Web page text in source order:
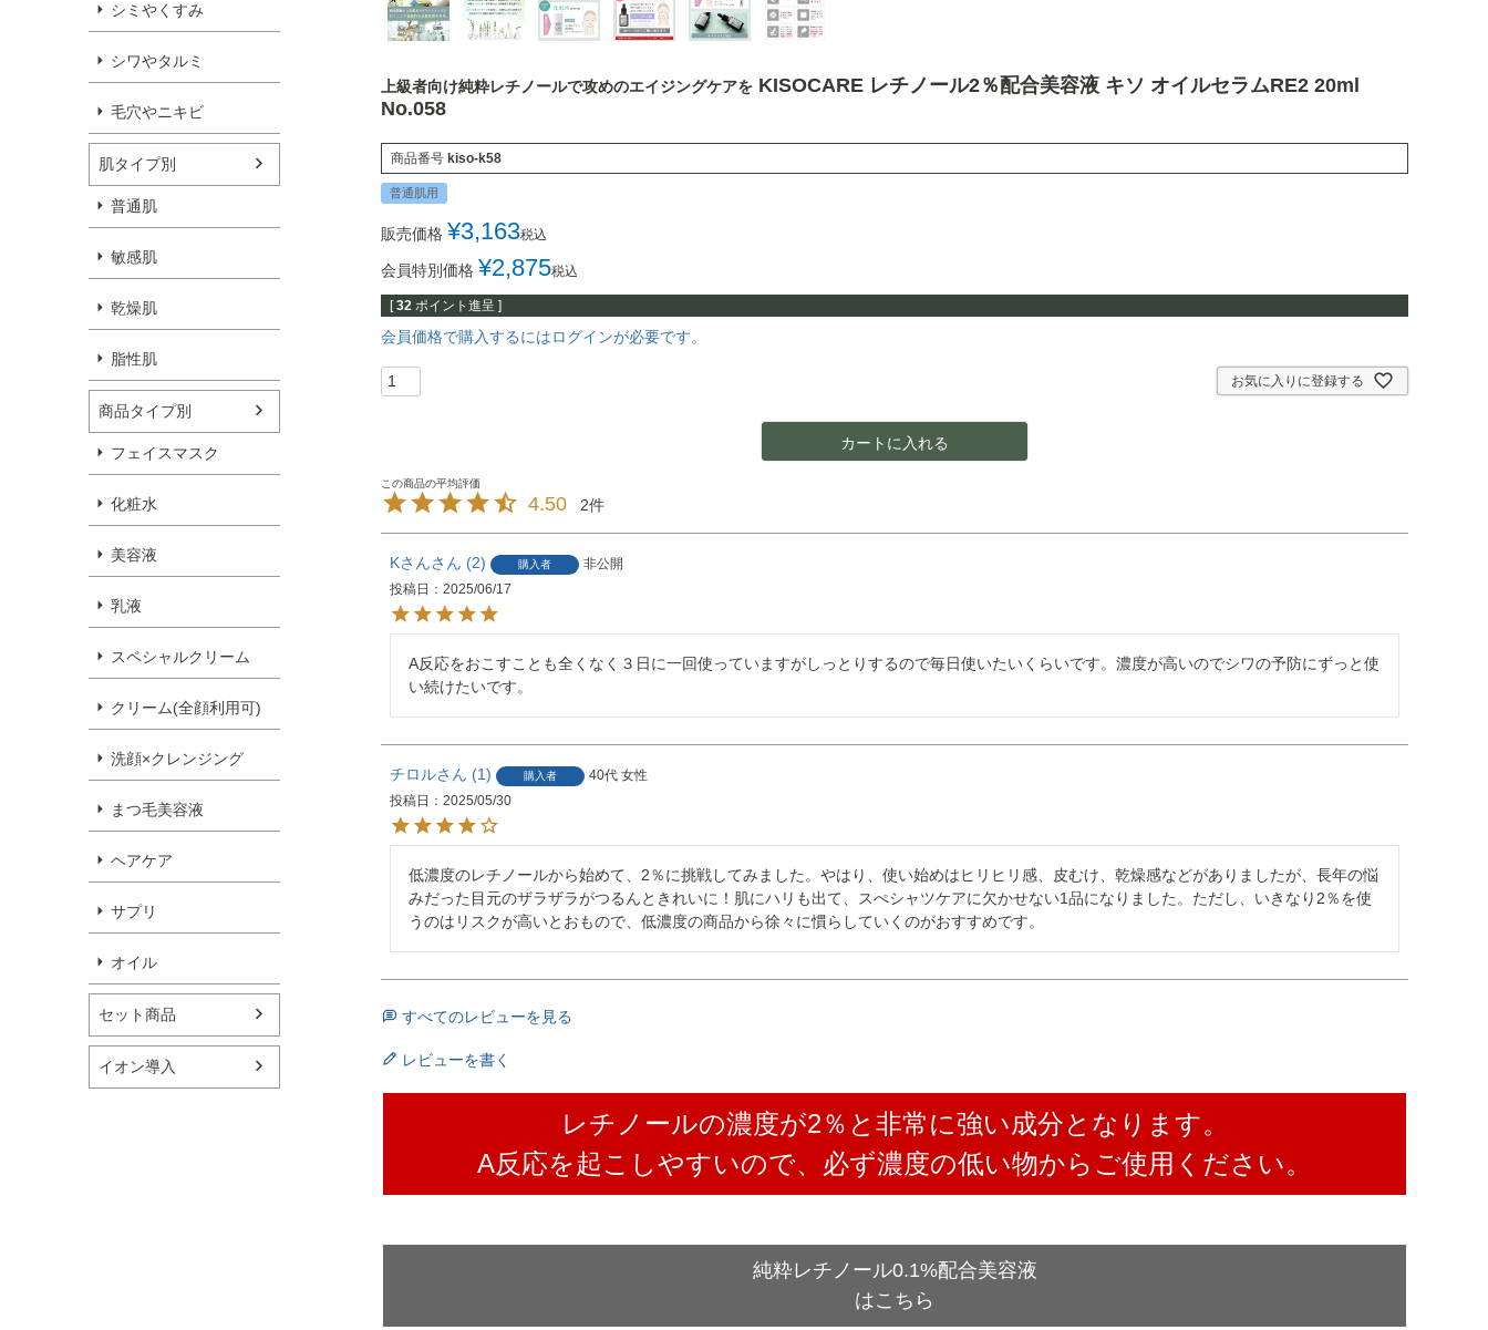
シミやくすみ
シワやタルミ
毛穴やニキビ
肌タイプ別
普通肌
敏感肌
乾燥肌
脂性肌
商品タイプ別
フェイスマスク
化粧水
美容液
乳液
スペシャルクリーム
クリーム(全顔利用可)
洗顔×クレンジング
まつ毛美容液
ヘアケア
サプリ
オイル
セット商品
イオン導入
上級者向け純粋レチノールで攻めのエイジングケアを KISOCARE レチノール2％配合美容液 キソ オイルセラムRE2 20ml
No.058
商品番号 kiso-k58
普通肌用
販売価格 ¥3,163税込
会員特別価格 ¥2,875税込
[ 32 ポイント進呈 ]
会員価格で購入するにはログインが必要です。
お気に入りに登録する
カートに入れる
4.50 2
Kさん 2 購入者
非公開
投稿日
2025/06/17
A反応をおこすことも全くなく３日に一回使っていますがしっとりするので毎日使いたいくらいです。濃度が高いのでシワの予防にずっと使
い続けたいです。
チロル 1 購入者 40代 女性
投稿日
2025/05/30
低濃度のレチノールから始めて、2％に挑戦してみました。やはり、使い始めはヒリヒリ感、皮むけ、乾燥感などがありましたが、長年の悩
みだった目元のザラザラがつるんときれいに！肌にハリも出て、スぺシャツケアに欠かせない1品になりました。ただし、いきなり2％を使
うのはリスクが高いとおもので、低濃度の商品から徐々に慣らしていくのがおすすめです。
すべてのレビューを見る
レビューを書く
レチノールの濃度が2％と非常に強い成分となります。
A反応を起こしやすいので、必ず濃度の低い物からご使用ください。
純粋レチノール0.1%配合美容液
はこちら